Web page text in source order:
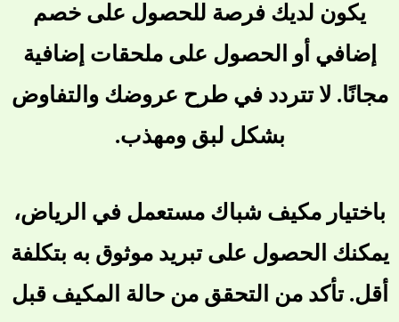
يكون لديك فرصة للحصول على خصم
إضافي أو الحصول على ملحقات إضافية
مجانًا. لا تتردد في طرح عروضك والتفاوض
بشكل لبق ومهذب.
باختيار مكيف شباك مستعمل في الرياض،
يمكنك الحصول على تبريد موثوق به بتكلفة
أقل. تأكد من التحقق من حالة المكيف قبل